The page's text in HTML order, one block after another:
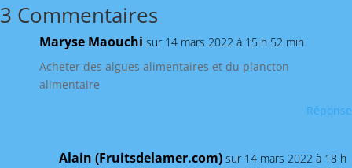
3 Commentaires
Maryse Maouchi sur 14 mars 2022 à 15 h 52 min
Acheter des algues alimentaires et du plancton
alimentaire
Réponse
Alain (Fruitsdelamer.com) sur 14 mars 2022 à 18 h